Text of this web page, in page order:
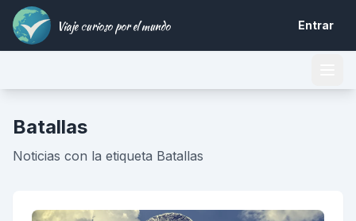
Viaje curioso por el mundo Entrar
Batallas
Noticias con la etiqueta Batallas